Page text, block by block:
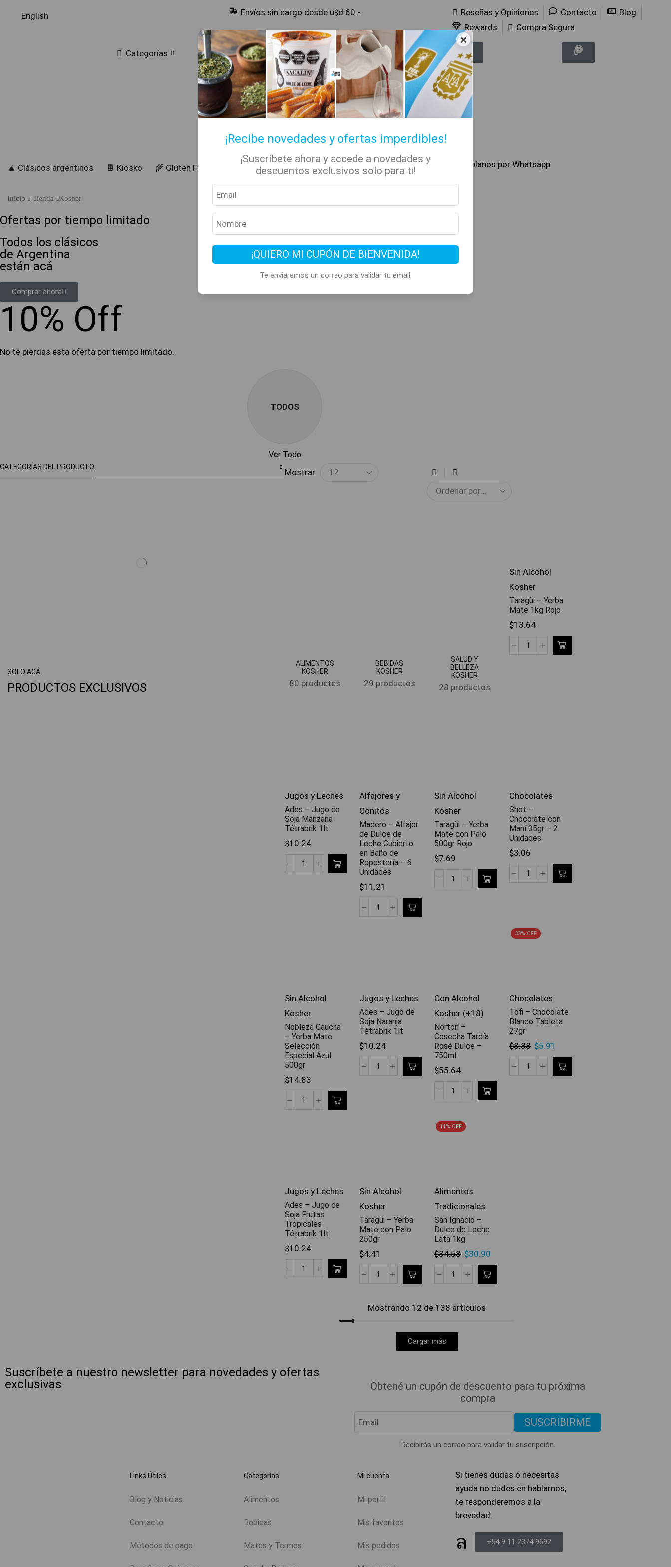
×
¡Recibe novedades y ofertas imperdibles!
¡Suscríbete ahora y accede a novedades y
descuentos exclusivos solo para ti!
¡QUIERO MI CUPÓN DE BIENVENIDA!
Te enviaremos un correo para validar tu email.
English Envíos sin cargo desde u$d 60.- Reseñas y Opiniones Contacto
Blog
Rewards
Compra Segura
Categorías 🔥 Alfajores y Golosinas 0
🧉 Clásicos argentinos 🍫 Kiosko 🌾 Gluten Free ✡ Koshers 📚 Libros 🏷️ Todas las categorías Hablanos por Whatsapp
Inicio Tienda Kosher
Ofertas por tiempo limitado
Todos los clásicos
de Argentina
están acá
Comprar ahora
10% Off
No te pierdas esta oferta por tiempo limitado.
TODOS
Ver Todo
CATEGORÍAS DEL PRODUCTO
SOLO ACÁ
PRODUCTOS EXCLUSIVOS
Mostrar
ALIMENTOS
KOSHER
80 productos
BEBIDAS
KOSHER
29 productos
SALUD Y
BELLEZA
KOSHER
28 productos
Sin Alcohol
Kosher
Taragüi – Yerba
Mate 1kg Rojo
$13.64
Jugos y Leches
Ades – Jugo de
Soja Manzana
Tétrabrik 1lt
$10.24
Alfajores y
Conitos
Madero – Alfajor
de Dulce de
Leche Cubierto
en Baño de
Repostería – 6
Unidades
$11.21
Sin Alcohol
Kosher
Taragüi – Yerba
Mate con Palo
500gr Rojo
$7.69
Chocolates
Shot –
Chocolate con
Maní 35gr – 2
Unidades
$3.06
Sin Alcohol
Kosher
Nobleza Gaucha
– Yerba Mate
Selección
Especial Azul
500gr
$14.83
Jugos y Leches
Ades – Jugo de
Soja Naranja
Tétrabrik 1lt
$10.24
Con Alcohol
Kosher (+18)
Norton –
Cosecha Tardía
Rosé Dulce –
750ml
$55.64
33% OFF
Chocolates
Tofi – Chocolate
Blanco Tableta
27gr
$8.88 $5.91
Jugos y Leches
Ades – Jugo de
Soja Frutas
Tropicales
Tétrabrik 1lt
$10.24
Sin Alcohol
Kosher
Taragüi – Yerba
Mate con Palo
250gr
$4.41
11% OFF
Alimentos
Tradicionales
San Ignacio –
Dulce de Leche
Lata 1kg
$34.58 $30.90
Mostrando 12 de 138 artículos
Cargar más
Suscríbete a nuestro newsletter para novedades y ofertas
exclusivas
Obtené un cupón de descuento para tu próxima
compra
SUSCRIBIRME
Recibirás un correo para validar tu suscripción.
Links Útiles
Blog y Noticias
Contacto
Métodos de pago
Categorías
Alimentos
Bebidas
Mates y Termos
Mi cuenta
Mi perfil
Mis favoritos
Mis pedidos
Si tienes dudas o necesitas
ayuda no dudes en hablarnos,
te responderemos a la
brevedad.
+54 9 11 2374 9692